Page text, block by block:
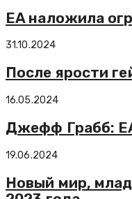
EA наложила
31.10.2024
После ярости
16.05.2024
Джефф Грабб:
19.06.2024
Новый мир,